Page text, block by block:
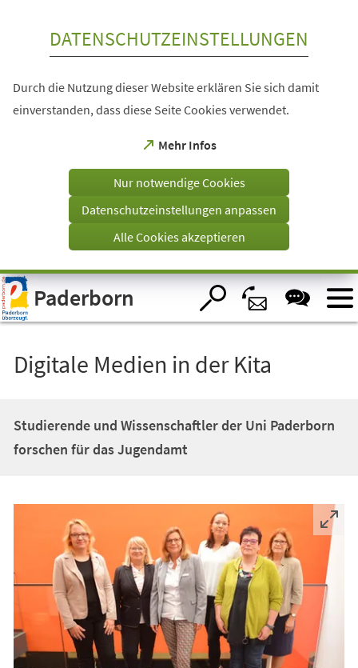
Visuelle
Assistenzsoftware
öffnen.
DATENSCHUTZEINSTELLUNGEN
Durch die Nutzung dieser Website erklären Sie sich damit
einverstanden, dass diese Seite Cookies verwendet.
Mehr Infos
(Öffnet
einem
Tab)
Nur notwendige Cookies
Datenschutzeinstellungen anpassen
Alle Cookies akzeptieren
Paderborn
Digitale Medien in der Kita
Studierende und Wissenschaftler der Uni Paderborn
forschen für das Jugendamt